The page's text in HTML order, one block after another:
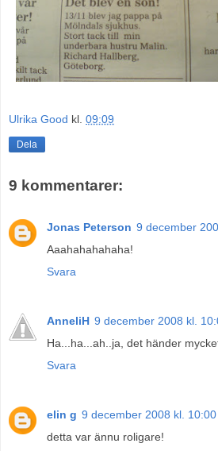
Ulrika Good kl. 09:09
Dela
9 kommentarer:
Jonas Peterson 9 december
Aaahahahahaha!
Svara
AnneliH 9 december 2008 kl.
Ha...ha...ah..ja, det händer
Svara
elin g 9 december 2008 kl. 10:00
detta var ännu roligare!